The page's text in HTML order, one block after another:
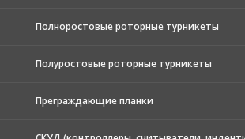
Полноростовые роторные турникеты
Полуростовые роторные турникеты
Преграждающие планки